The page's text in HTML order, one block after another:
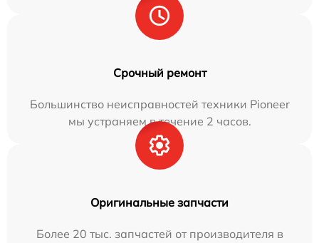
Срочный ремонт
Большинство неисправностей техники Pioneer
мы устраняем в течение 2 часов.
Оригинальные запчасти
Более 20 тыс. запчастей от производителя в